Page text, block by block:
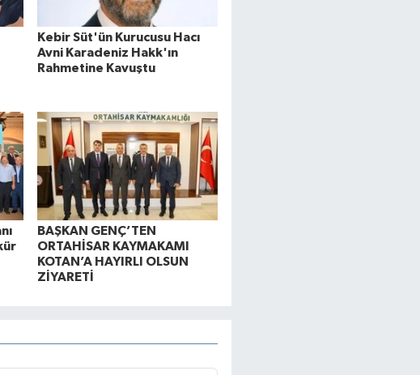
Kebir Süt'ün Kurucusu Hacı
Avni Karadeniz Hakk'ın
Rahmetine Kavuştu
BAŞKAN GENÇ’TEN
ORTAHİSAR KAYMAKAMI
KOTAN’A HAYIRLI OLSUN
ZİYARETİ